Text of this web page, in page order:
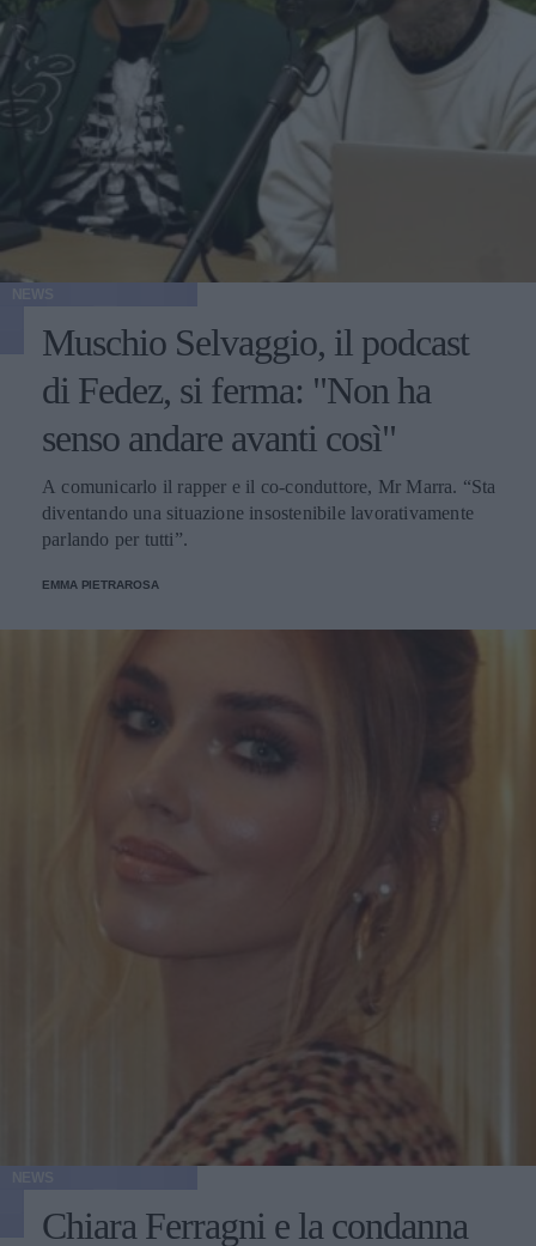
Muschio Selvaggio, il podcast
di Fedez, si ferma: "Non ha
senso andare avanti così"
A comunicarlo il rapper e il co-conduttore, Mr Marra. “Sta
diventando una situazione insostenibile lavorativamente
parlando per tutti”.
EMMA PIETRAROSA
Chiara Ferragni e la condanna